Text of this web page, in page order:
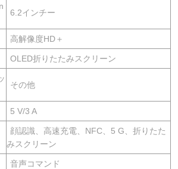
6.2インチー
高解像度HD＋
OLED折りたたみスクリーン
その他
5 V/3 A
顔認識、高速充電、NFC、5 G、折りたた
みスクリーン
音声コマンド